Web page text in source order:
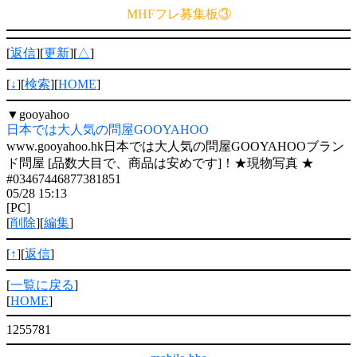
MHFフレ募集板③
[返信][更新][△]
[↓][検索][HOME]
▼ gooyahoo
日本では大人気の問屋GOOYAHOO
www.gooyahoo.hk日本では大人気の問屋GOOYAHOOブラン
ド問屋 [品数大目で、商品は安めです]！★現物写真 ★
#03467446877381851
05/28 15:13
[PC]
[削除][編集]
[↑][返信]
[一覧に戻る]
[HOME]
1255781